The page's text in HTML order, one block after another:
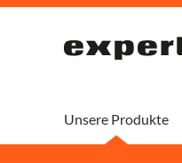
Unsere Produkte